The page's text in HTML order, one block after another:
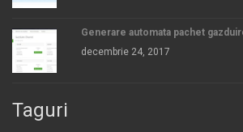
Generare automata pachet
decembrie 24, 2017
Taguri